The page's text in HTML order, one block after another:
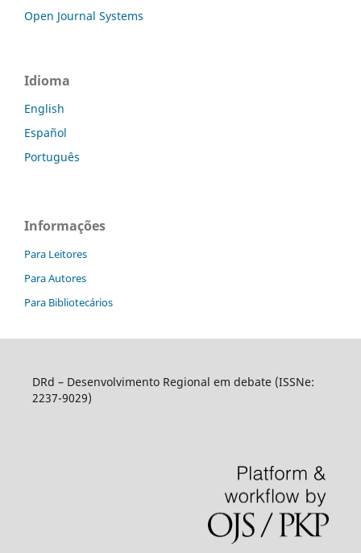
Open Journal Systems
Idioma
English
Español
Português
Informações
Para Leitores
Para Autores
Para Bibliotecários
DRd – Desenvolvimento Regional em debate (ISSNe:
2237-9029)